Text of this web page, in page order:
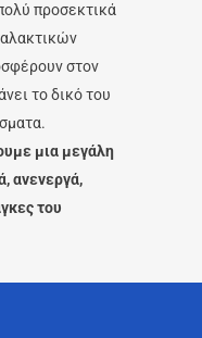
προσεκτικά
στον
το δικό του
μια μεγάλη
ανενεργά,
του